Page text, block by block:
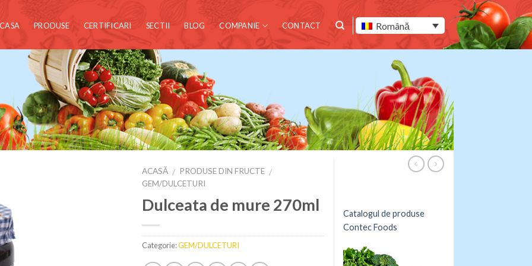
PRODUSE CERTIFICARI SECTII BLOG COMPANIE CONTACT Română
ACASĂ / PRODUSE DIN FRUCTE /
GEM/DULCETURI
Dulceata de mure 270ml
Categorie:GEM/DULCETURI
Catalogul de produse
Contec Foods